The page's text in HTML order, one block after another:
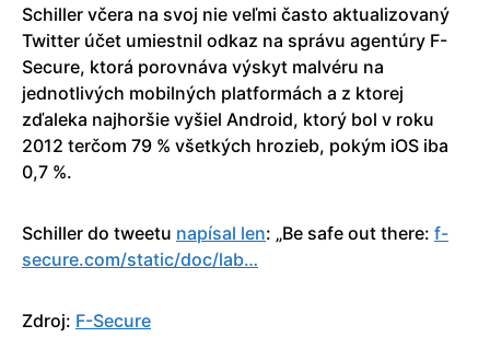
Schiller včera na svoj nie veľmi často aktualizovaný
Twitter účet umiestnil odkaz na správu agentúry F-
Secure, ktorá porovnáva výskyt malvéru na
jednotlivých mobilných platformách a z ktorej
zďaleka najhoršie vyšiel Android, ktorý bol v roku
2012 terčom 79 % všetkých hrozieb, pokým iOS iba
0,7 %.
Schiller do tweetu napísal len: „Be safe out there: f-
secure.com/sta­tic/doc/lab…
Zdroj: F-Secure